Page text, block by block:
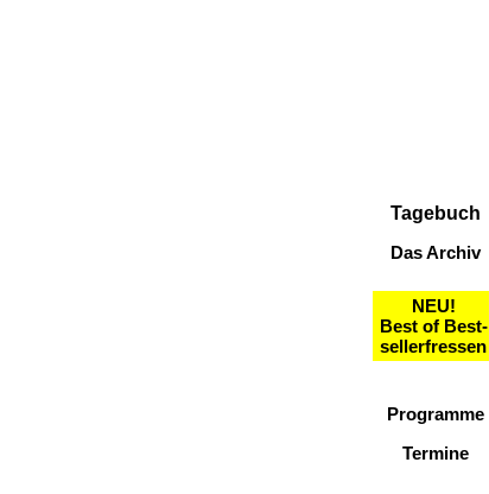
Tagebuch
Das Archiv
NEU!
Best of Best-
sellerfressen
Programme
Termine